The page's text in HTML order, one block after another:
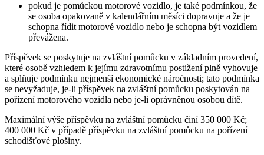
pokud je pomůckou motorové vozidlo, je také podmínkou, že
se osoba opakovaně v kalendářním měsíci dopravuje a že je
schopna řídit motorové vozidlo nebo je schopna být vozidlem
převážena.
Příspěvek se poskytuje na zvláštní pomůcku v základním provedení,
které osobě vzhledem k jejímu zdravotnímu postižení plně vyhovuje
a splňuje podmínku nejmenší ekonomické náročnosti; tato podmínka
se nevyžaduje, je-li příspěvek na zvláštní pomůcku poskytován na
pořízení motorového vozidla nebo je-li oprávněnou osobou dítě.
Maximální výše příspěvku na zvláštní pomůcku činí 350 000 Kč;
400 000 Kč v případě příspěvku na zvláštní pomůcku na pořízení
schodišťové plošiny.